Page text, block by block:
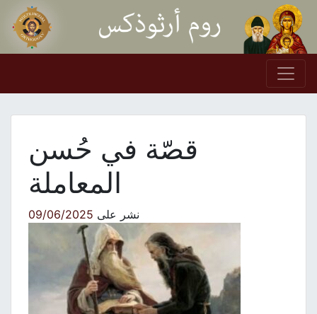
Skip to content
Main Navigation
قصّة في حُسن
المعاملة
نشر على09/06/2025